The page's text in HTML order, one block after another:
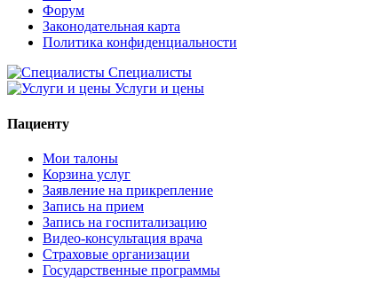
Форум
Законодательная карта
Политика конфиденциальности
Специалисты
Услуги и цены
Пациенту
Мои талоны
Корзина услуг
Заявление на прикрепление
Запись на прием
Запись на госпитализацию
Видео-консультация врача
Страховые организации
Государственные программы